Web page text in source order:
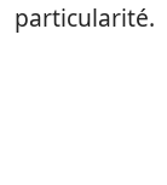
particularité.